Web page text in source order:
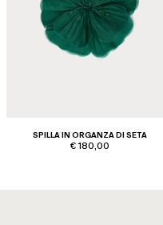
SPILLA IN ORGANZA DI SETA
€ 180,00